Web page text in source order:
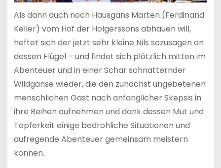
Als dann auch noch Hausgans Marten (Ferdinand
Keller) vom Hof der Holgerssons abhauen will,
heftet sich der jetzt sehr kleine Nils sozusagen an
dessen Flügel – und findet sich plötzlich mitten im
Abenteuer und in einer Schar schnatternder
Wildgänse wieder, die den zunächst ungebetenen
menschlichen Gast nach anfänglicher Skepsis in
ihre Reihen aufnehmen und dank dessen Mut und
Tapferkeit einige bedrohliche Situationen und
aufregende Abenteuer gemeinsam meistern
können.